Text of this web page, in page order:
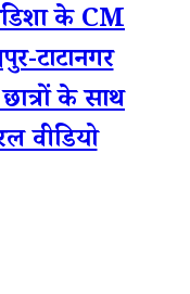
के CM
टाटानगर
के साथ
वीडियो